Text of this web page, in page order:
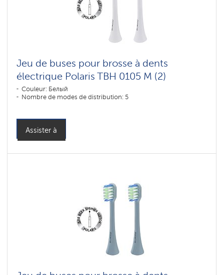
Jeu de buses pour brosse à dents
électrique Polaris TBH 0105 M (2)
Couleur: Белый
Nombre de modes de distribution: 5
Assister à